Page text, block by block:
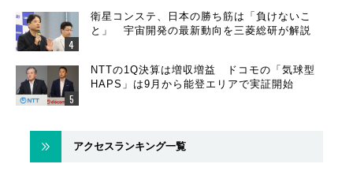
衛星コンステ、日本の勝ち筋は「負けないこ
と」 宇宙開発の最新動向を三菱総研が解説
NTTの1Q決算は増収増益 ドコモの「気球型
HAPS」は9月から能登エリアで実証開始
アクセスランキング一覧